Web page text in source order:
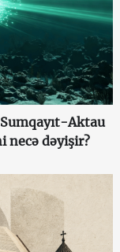
Aktau
necə dəyişir?